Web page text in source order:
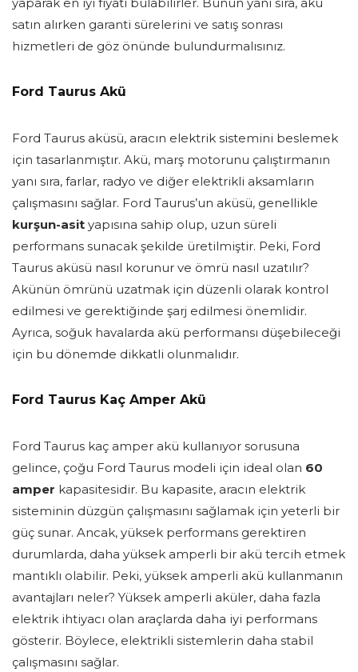
satın alırken garanti sürelerini ve satış sonrası
hizmetleri de göz önünde bulundurmalısınız.
Ford Taurus Akü
Ford Taurus aküsü, aracın elektrik sistemini beslemek
için tasarlanmıştır. Akü, marş motorunu çalıştırmanın
yanı sıra, farlar, radyo ve diğer elektrikli aksamların
çalışmasını sağlar. Ford Taurus’un aküsü, genellikle
kurşun-asit yapısına sahip olup, uzun süreli
performans sunacak şekilde üretilmiştir. Peki, Ford
Taurus aküsü nasıl korunur ve ömrü nasıl uzatılır?
Akünün ömrünü uzatmak için düzenli olarak kontrol
edilmesi ve gerektiğinde şarj edilmesi önemlidir.
Ayrıca, soğuk havalarda akü performansı düşebileceği
için bu dönemde dikkatli olunmalıdır.
Ford Taurus Kaç Amper Akü
Ford Taurus kaç amper akü kullanıyor sorusuna
gelince, çoğu Ford Taurus modeli için ideal olan 60
amper kapasitesidir. Bu kapasite, aracın elektrik
sisteminin düzgün çalışmasını sağlamak için yeterli bir
güç sunar. Ancak, yüksek performans gerektiren
durumlarda, daha yüksek amperli bir akü tercih etmek
mantıklı olabilir. Peki, yüksek amperli akü kullanmanın
avantajları neler? Yüksek amperli aküler, daha fazla
elektrik ihtiyacı olan araçlarda daha iyi performans
gösterir. Böylece, elektrikli sistemlerin daha stabil
çalışmasını sağlar.